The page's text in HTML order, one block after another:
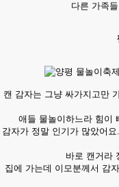
다른 가족
캔 감자는 그냥 싸가지고만
애들 물놀이하느라 힘이
감자가 정말 인기가 많았어
바로 캔거라
집에 가는데 이모분께서 감